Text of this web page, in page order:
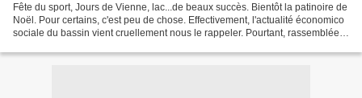
Fête du sport, Jours de Vienne, lac...de beaux succès. Bientôt la patinoire de
Noël. Pour certains, c'est peu de chose. Effectivement, l'actualité économico
sociale du bassin vient cruellement nous le rappeler. Pourtant, rassemblée,